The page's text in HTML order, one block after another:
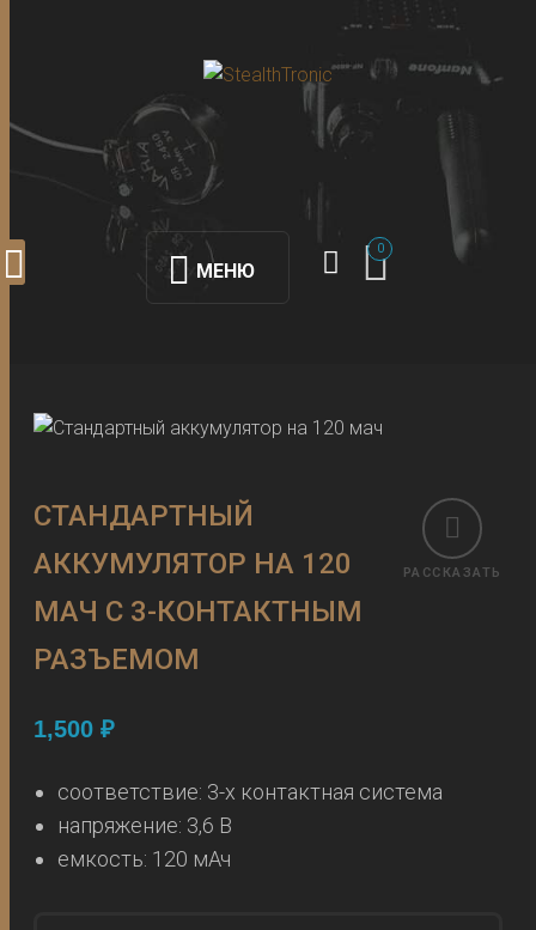
МЕНЮ
0
РАССКАЗАТЬ
СТАНДАРТНЫЙ
АККУМУЛЯТОР НА 120
МАЧ С 3-КОНТАКТНЫМ
РАЗЪЕМОМ
1,500₽
соответствие: 3-х контактная система
напряжение: 3,6 В
емкость: 120 мАч